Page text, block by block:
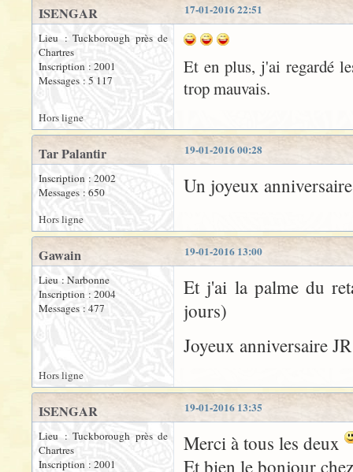
17-01-2016 22:51
ISENGAR
Lieu : Tuckborough près de
Chartres
Inscription : 2001
Messages : 5 117
Et en plus, j'ai regardé
trop mauvais.
Hors ligne
19-01-2016 00:28
Tar Palantir
Inscription : 2002
Messages : 650
Un joyeux
Hors ligne
19-01-2016 13:00
Gawain
Lieu : Narbonne
Inscription : 2004
Messages : 477
Et j'ai la palme du
jours)
Joyeux anniversaire JR
Hors ligne
19-01-2016 13:35
ISENGAR
Lieu : Tuckborough près de
Chartres
Inscription : 2001
Merci à tous les deux
Et bien le bonjour